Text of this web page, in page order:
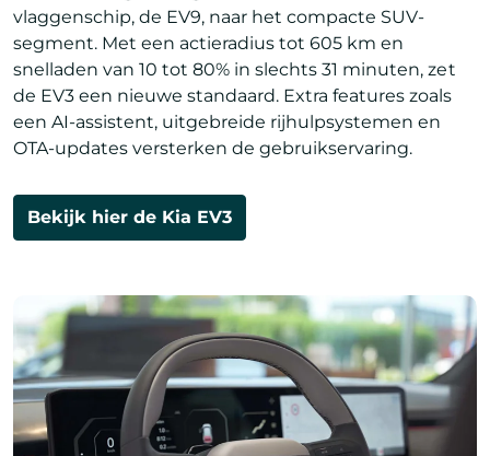
vlaggenschip, de EV9, naar het compacte SUV-
segment. Met een actieradius tot 605 km en
snelladen van 10 tot 80% in slechts 31 minuten, zet
de EV3 een nieuwe standaard. Extra features zoals
een AI-assistent, uitgebreide rijhulpsystemen en
OTA-updates versterken de gebruikservaring.
Bekijk hier de Kia EV3